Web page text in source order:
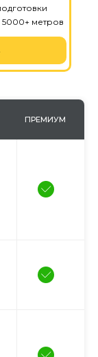
метров
ПРЕМИУМ